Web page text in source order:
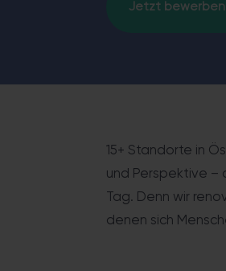
Jetzt
15+ Standorte in
und Perspektive –
Tag. Denn wir
denen sich